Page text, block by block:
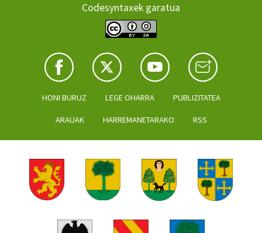
Codesyntaxek garatua
HONI BURUZ LEGE OHARRA PUBLIZITATEA
ARAUAK HARREMANETARAKO RSS